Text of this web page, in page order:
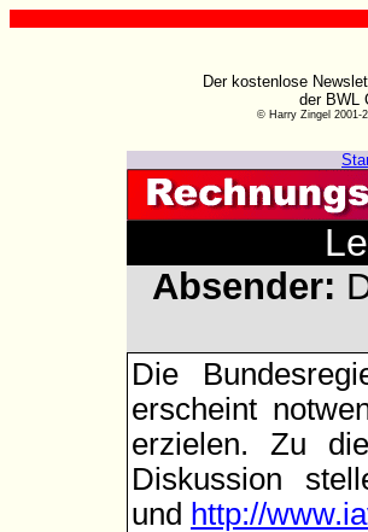
Der kostenlose
der BWL
© Harry Zingel 2001-
Absender:
Die
erscheint
erzielen. Zu
Diskussion
und http://